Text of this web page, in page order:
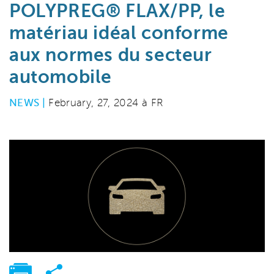
POLYPREG® FLAX/PP, le
matériau idéal conforme
aux normes du secteur
automobile
NEWS | February, 27, 2024 à FR